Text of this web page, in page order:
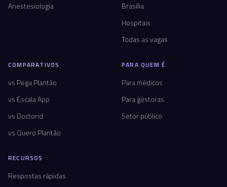
Anestesiologia
Brasília
Hospitais
Todas as vagas
COMPARATIVOS
vs Pega Plantão
vs Escala App
vs Doctorid
vs Quero Plantão
PARA QUEM É
Para médicos
Para gestoras
Setor público
RECURSOS
Respostas rápidas